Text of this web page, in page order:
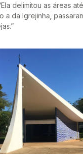
delimitou as áreas
a da Igrejinha,